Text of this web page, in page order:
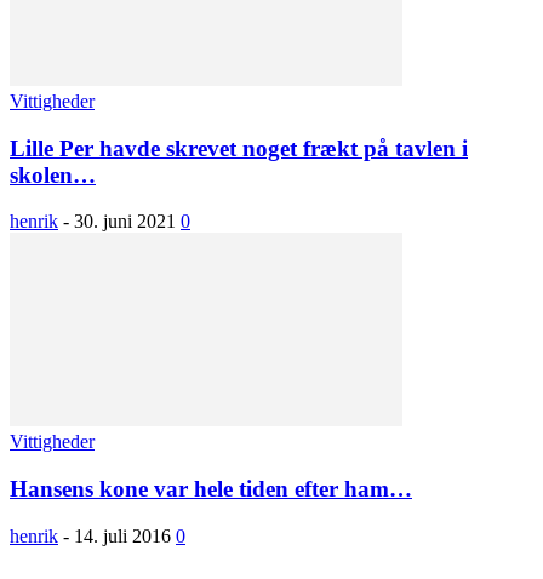
Vittigheder
Lille Per havde skrevet noget frækt på tavlen i
skolen…
henrik - 30. juni 2021 0
Vittigheder
Hansens kone var hele tiden efter ham…
henrik - 14. juli 2016 0